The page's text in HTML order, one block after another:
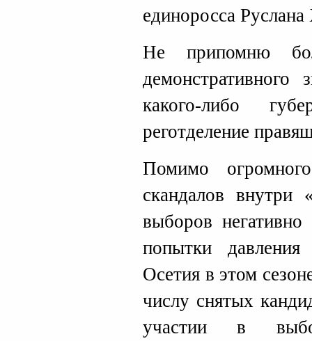
единоросса
Не припомню
демонстративного
какого-либо
реготделение
Помимо
скандалов внутри
выборов
попытки
Осетия в этом
числу снятых
участии в